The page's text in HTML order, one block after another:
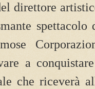
direttore
a
che riceverà